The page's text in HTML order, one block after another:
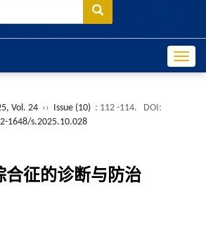
Vol. 24 ›› Issue (10) : 112 -114.
DOI:
1648/s.2025.10.028
合征的诊断与防治